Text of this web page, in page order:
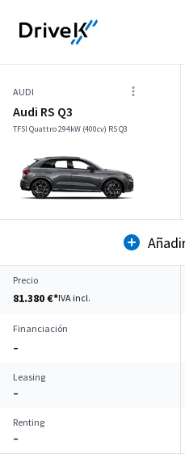
AUDI
Audi RS Q3
TFSI Quattro 294kW (400cv) RS Q3
Precio
81.380 €*IVA incl.
Financiación
–
Leasing
–
Renting
–